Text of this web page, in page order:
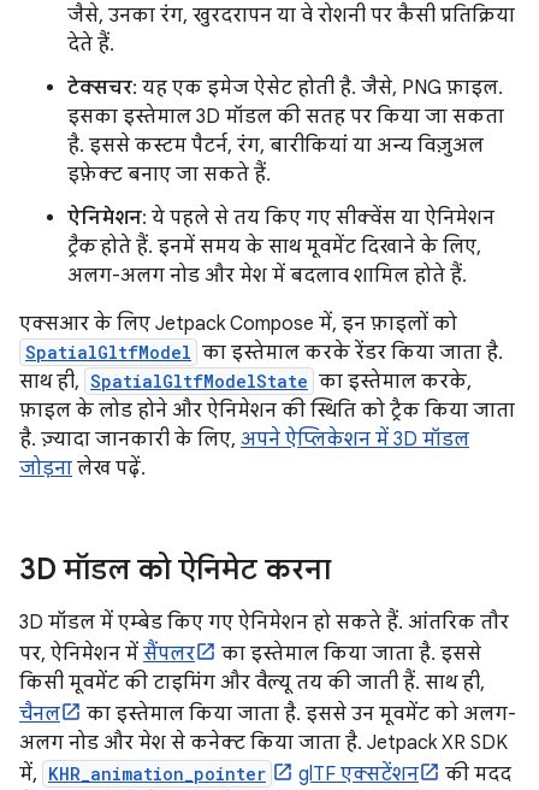
जैसे, उनका रंग, खुरदरापन या वे रोशनी पर कैसी प्रतिक्रिया
देते हैं.
टेक्सचर: यह एक इमेज ऐसेट होती है. जैसे, PNG फ़ाइल.
इसका इस्तेमाल 3D मॉडल की सतह पर किया जा सकता
है. इससे कस्टम पैटर्न, रंग, बारीकियां या अन्य विज़ुअल
इफ़ेक्ट बनाए जा सकते हैं.
ऐनिमेशन: ये पहले से तय किए गए सीक्वेंस या ऐनिमेशन
ट्रैकहोते हैं. इनमें समय के साथ मूवमेंट दिखाने के लिए,
अलग-अलग नोड और मेश में बदलाव शामिल होते हैं.
एक्सआर के लिए Jetpack Compose में, इन फ़ाइलों को
SpatialGltfModel का इस्तेमाल करके रेंडर किया जाता है.
साथ ही, SpatialGltfModelState का इस्तेमाल करके,
फ़ाइल के लोड होने और ऐनिमेशन की स्थिति को ट्रैक किया जाता
है. ज़्यादा जानकारी के लिए, अपने ऐप्लिकेशन में 3D मॉडल
जोड़ना लेख पढ़ें.
3D मॉडल को ऐनिमेट करना
3D मॉडल में एम्बेड किए गए ऐनिमेशन हो सकते हैं. आंतरिक तौर
पर, ऐनिमेशन में सैंपलर
का इस्तेमाल किया जाता है. इससे
किसी मूवमेंट की टाइमिंग और वैल्यू तय की जाती हैं. साथ ही,
चैनल
का इस्तेमाल किया जाता है. इससे उन मूवमेंट को अलग-
अलग नोड और मेश से कनेक्ट किया जाता है. Jetpack XR SDK
में, KHR_animation_pointer glTF एक्सटेंशन
की मदद